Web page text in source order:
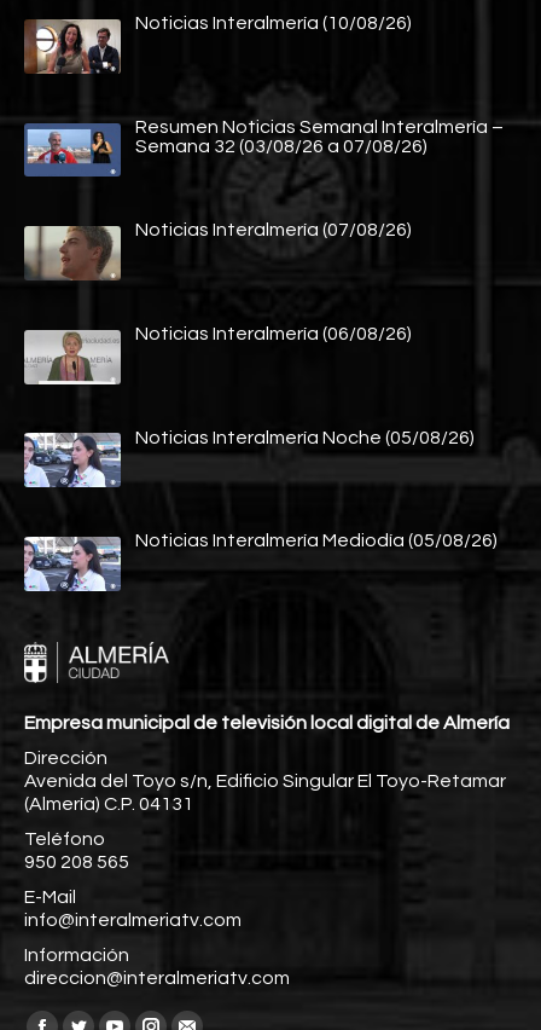
Noticias Interalmería (10/08/26)
Resumen Noticias Semanal Interalmería –
Semana 32 (03/08/26 a 07/08/26)
Noticias Interalmería (07/08/26)
Noticias Interalmería (06/08/26)
Noticias Interalmería Noche (05/08/26)
Noticias Interalmería Mediodía (05/08/26)
Empresa municipal de televisión local digital de Almería
Dirección
Avenida del Toyo s/n, Edificio Singular El Toyo-Retamar
(Almería) C.P. 04131
Teléfono
950 208 565
E-Mail
info@interalmeriatv.com
Información
direccion@interalmeriatv.com
Encuéntranos en: